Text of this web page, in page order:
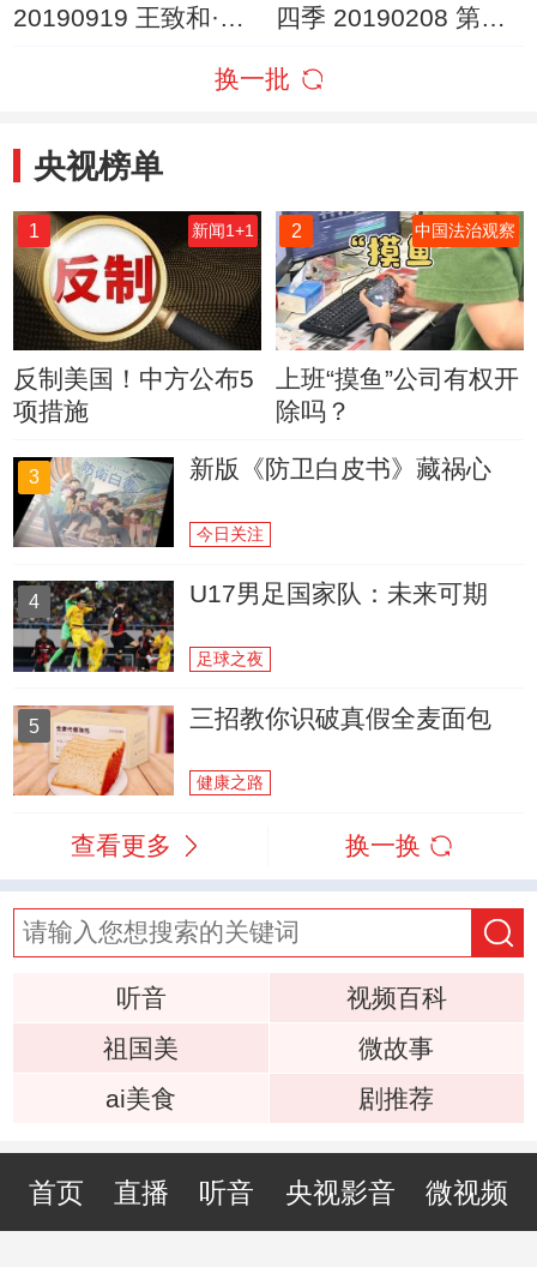
20190919 王致和·回
四季 20190208 第四
换一批
央视榜单
1 新闻1+1
反制美国！中方公布5
项措施
2 中国法治观察
上班“摸鱼”公司有权开
除吗？
3 新版《防卫白皮书》藏祸心
今日关注
4 U17男足国家队：未来可期
足球之夜
5 三招教你识破真假全麦面包
健康之路
查看更多 换一换
听音
视频百科
祖国美
微故事
ai美食
剧推荐
首页 直播 听音 央视影音 微视频